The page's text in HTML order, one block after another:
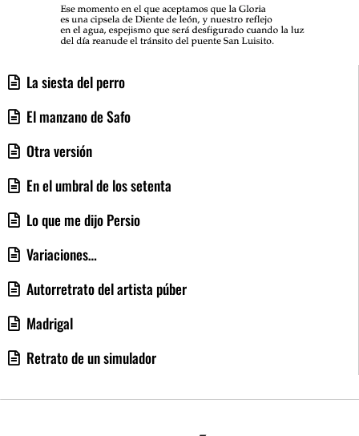
La siesta del perro
El manzano de Safo
Otra versión
En el umbral de los setenta
Lo que me dijo Persio
Variaciones…
Autorretrato del artista púber
Madrigal
Retrato de un simulador